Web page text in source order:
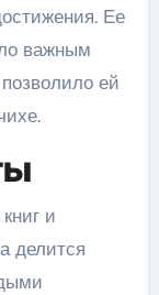
Ее
важным
ей
и
делится